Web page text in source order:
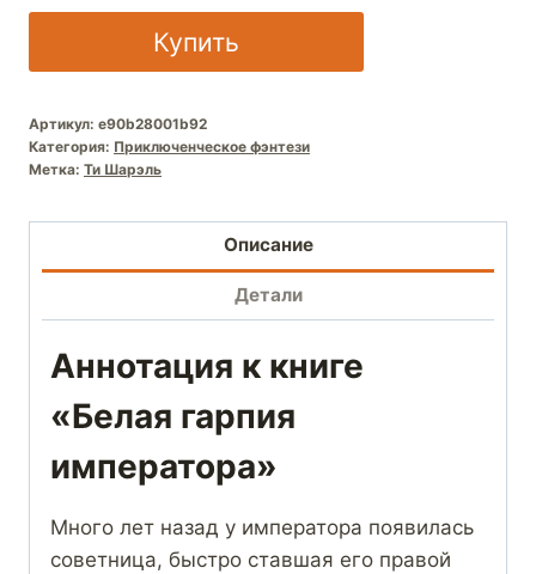
Купить
Артикул: e90b28001b92
Категория: Приключенческое фэнтези
Метка: Ти Шарэль
Описание
Детали
Аннотация к книге
«Белая гарпия
императора»
Много лет назад у императора появилась
советница, быстро ставшая его правой